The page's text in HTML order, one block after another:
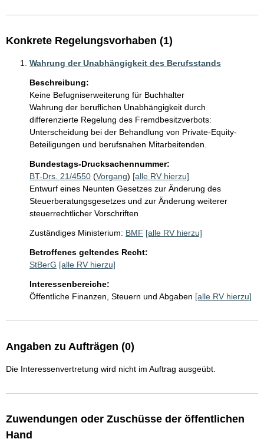
Konkrete Regelungsvorhaben (1)
Wahrung der Unabhängigkeit des Berufsstands
Beschreibung:
Keine Befugniserweiterung für Buchhalter
Wahrung der beruflichen Unabhängigkeit durch
differenzierte Regelung des Fremdbesitzverbots:
Unterscheidung bei der Behandlung von Private-Equity-
Beteiligungen und berufsnahen Mitarbeitenden.
Bundestags-Drucksachennummer:
BT-Drs. 21/4550 (Vorgang) [alle RV hierzu]
Entwurf eines Neunten Gesetzes zur Änderung des
Steuerberatungsgesetzes und zur Änderung weiterer
steuerrechtlicher Vorschriften
Zuständiges Ministerium: BMF [alle RV hierzu]
Betroffenes geltendes Recht:
StBerG [alle RV hierzu]
Interessenbereiche:
Öffentliche Finanzen, Steuern und Abgaben [alle RV hierzu]
Angaben zu Aufträgen (0)
Die Interessenvertretung wird nicht im Auftrag ausgeübt.
Zuwendungen oder Zuschüsse der öffentlichen
Hand